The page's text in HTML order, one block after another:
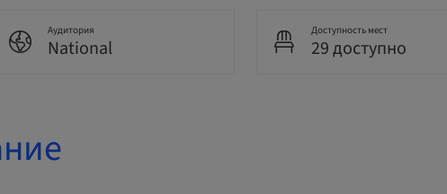
Аудитория
National
Доступность мест
29 доступно